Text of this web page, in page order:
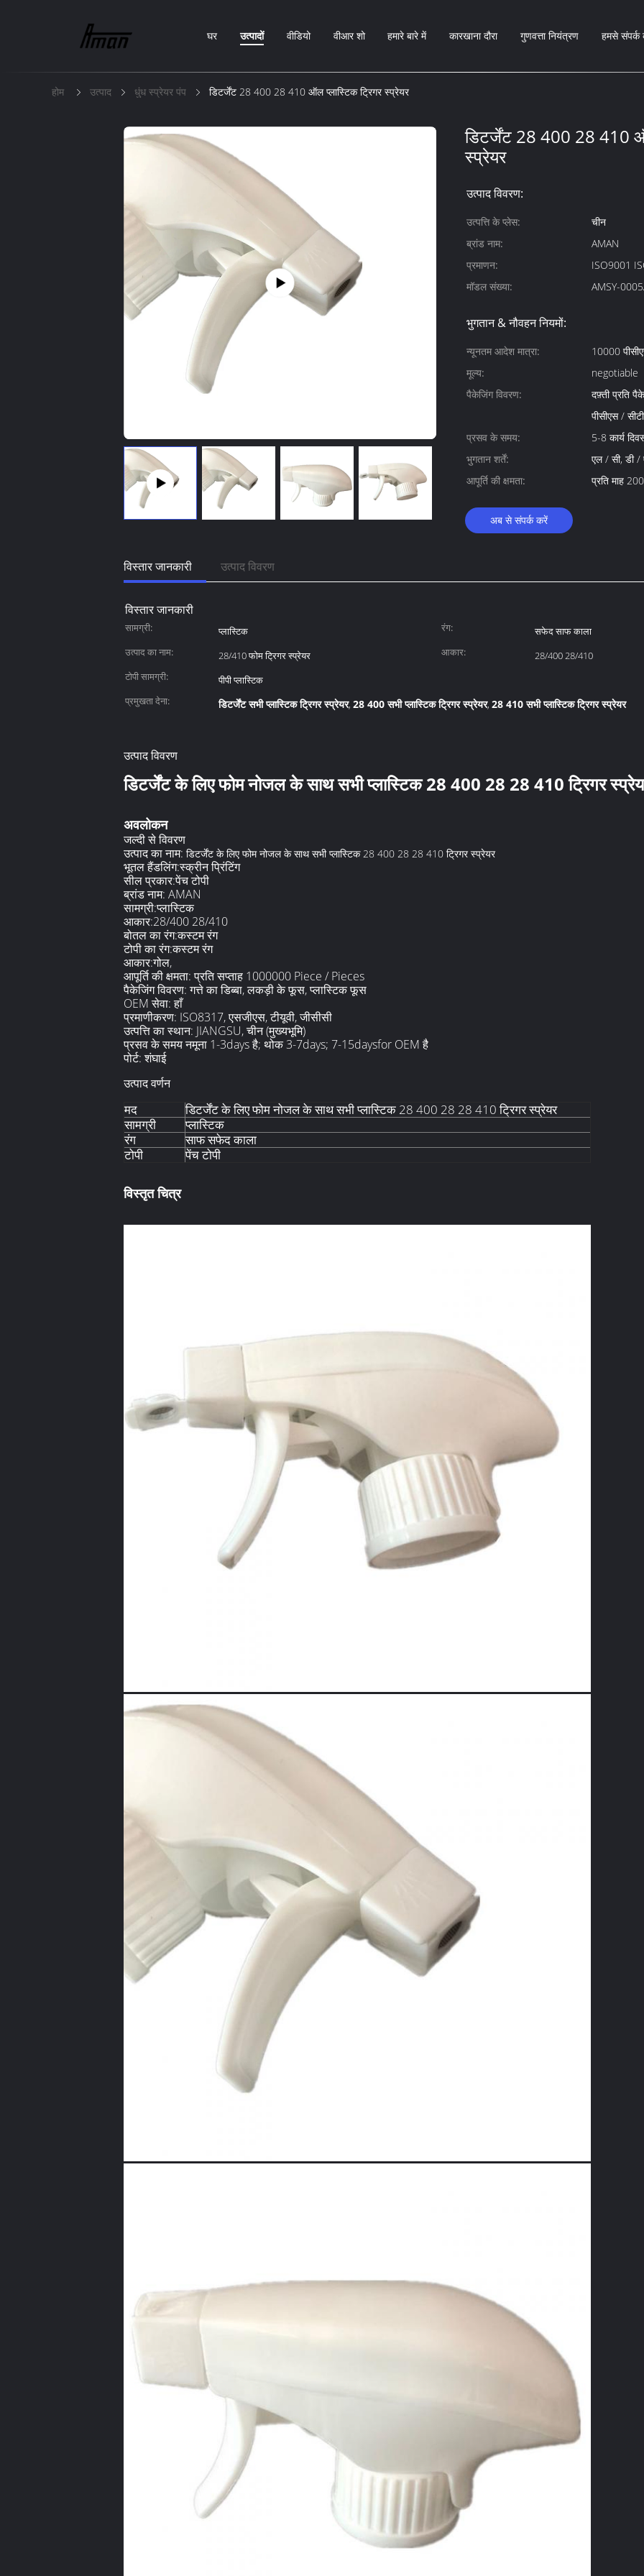
घर उत्पादों वीडियो वीआर शो हमारे बारे में कारखाना दौरा गुणवत्ता नियंत्रण हमसे संपर्क
होम उत्पाद धुंध स्प्रेयर पंप डिटर्जेंट 28 400 28 410 ऑल प्लास्टिक ट्रिगर स्प्रेयर
डिटर्जेंट 28 400 28 410
स्प्रेयर
उत्पाद विवरण:
उत्पत्ति के प्लेस:
चीन
ब्रांड नाम:
AMAN
प्रमाणन:
ISO9001
मॉडल संख्या:
AMSY-
भुगतान & नौवहन नियमों:
न्यूनतम आदेश मात्रा:
10000
मूल्य:
negotiable
पैकेजिंग विवरण:
दफ़्ती प्रति
पीसीएस /
प्रसव के समय:
5-8 कार्य
भुगतान शर्तें:
एल / सी, डी /
आपूर्ति की क्षमता:
प्रति माह
अब से संपर्क करें
विस्तार जानकारी उत्पाद विवरण
विस्तार जानकारी
सामग्री: प्लास्टिक रंग:
सफेद साफ काला
उत्पाद का नाम:
28/410 फोम ट्रिगर स्प्रेयर आकार:
28/400 28/410
टोपी सामग्री:
पीपी प्लास्टिक
प्रमुखता देना:
डिटर्जेंट सभी प्लास्टिक ट्रिगर स्प्रेयर, 28 400 सभी प्लास्टिक ट्रिगर स्प्रेयर, 28 410 सभी प्लास्टिक ट्रिगर स्प्रेयर
उत्पाद विवरण
डिटर्जेंट के लिए फोम नोजल के साथ सभी प्लास्टिक 28 400 28 28 410 ट्रिगर
अवलोकन
जल्दी से विवरण
उत्पाद का नाम: डिटर्जेंट के लिए फोम नोजल के साथ सभी प्लास्टिक 28 400 28 28 410 ट्रिगर स्प्रेयर
भूतल हैंडलिंग:स्क्रीन प्रिंटिंग
सील प्रकार:पेंच टोपी
ब्रांड नाम: AMAN
सामग्री:प्लास्टिक
आकार:28/400 28/410
बोतल का रंग:कस्टम रंग
टोपी का रंग:कस्टम रंग
आकार:गोल,
आपूर्ति की क्षमता: प्रति सप्ताह 1000000 Piece / Pieces
पैकेजिंग विवरण: गत्ते का डिब्बा, लकड़ी के फूस, प्लास्टिक फूस
OEM सेवा:हाँ
प्रमाणीकरण: ISO8317, एसजीएस, टीयूवी, जीसीसी
उत्पत्ति का स्थान: JIANGSU, चीन (मुख्यभूमि)
प्रसव के समय नमूना 1-3days है; थोक 3-7days; 7-15daysfor OEM है
पोर्ट: शंघाई
उत्पाद वर्णन
मद
डिटर्जेंट के लिए फोम नोजल के साथ सभी प्लास्टिक 28 400 28 28 410 ट्रिगर स्प्रेयर
सामग्री
प्लास्टिक
रंग
साफ सफेद काला
टोपी
पेंच टोपी
विस्तृत चित्र